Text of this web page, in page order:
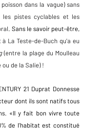
dans la vague) sans
pistes cyclables et les
. Sans le savoir peut-être,
à La Teste-de-Buch qu'a eu
(entre la plage du Moulleau
de la Salie) !
21 Duprat Donnesse
dont ils sont natifs tous
«Il y fait bon vivre toute
de l’habitat est constitué